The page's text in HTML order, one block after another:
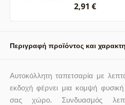
2,91 €
Περιγραφή προϊόντος και
Αυτοκόλλητη ταπετσαρία με
εκδοχή φέρνει μια κομψή
σας χώρο. Συνδυασμός